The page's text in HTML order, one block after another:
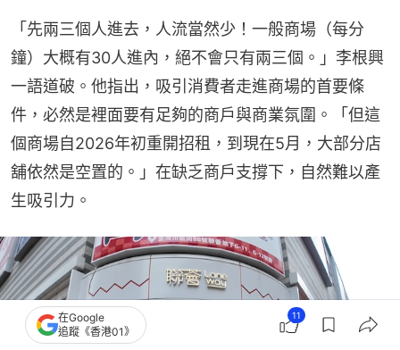
「先兩三個人進去，人流當然少！一般商場（每分
鐘）大概有30人進內，絕不會只有兩三個。」李根興
一語道破。他指出，吸引消費者走進商場的首要條
件，必然是裡面要有足夠的商戶與商業氛圍。「但這
個商場自2026年初重開招租，到現在5月，大部分店
舖依然是空置的。」在缺乏商戶支撐下，自然難以產
生吸引力。
在Google
追蹤《香港01》
11